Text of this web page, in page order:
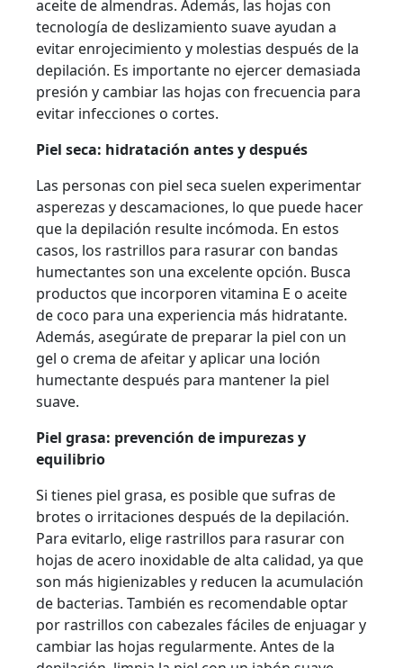
aceite de almendras. Además, las hojas con
tecnología de deslizamiento suave ayudan a
evitar enrojecimiento y molestias después de la
depilación. Es importante no ejercer demasiada
presión y cambiar las hojas con frecuencia para
evitar infecciones o cortes.
Piel seca: hidratación antes y después
Las personas con piel seca suelen experimentar
asperezas y descamaciones, lo que puede hacer
que la depilación resulte incómoda. En estos
casos, los rastrillos para rasurar con bandas
humectantes son una excelente opción. Busca
productos que incorporen vitamina E o aceite
de coco para una experiencia más hidratante.
Además, asegúrate de preparar la piel con un
gel o crema de afeitar y aplicar una loción
humectante después para mantener la piel
suave.
Piel grasa: prevención de impurezas y
equilibrio
Si tienes piel grasa, es posible que sufras de
brotes o irritaciones después de la depilación.
Para evitarlo, elige rastrillos para rasurar con
hojas de acero inoxidable de alta calidad, ya que
son más higienizables y reducen la acumulación
de bacterias. También es recomendable optar
por rastrillos con cabezales fáciles de enjuagar y
cambiar las hojas regularmente. Antes de la